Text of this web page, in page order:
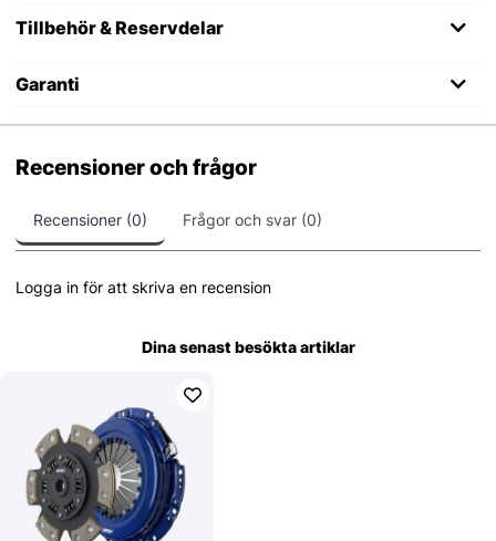
Tillbehör & Reservdelar
Garanti
Recensioner och frågor
Recensioner (0) Frågor och svar (0)
Logga in för att skriva en recension
Dina senast besökta artiklar